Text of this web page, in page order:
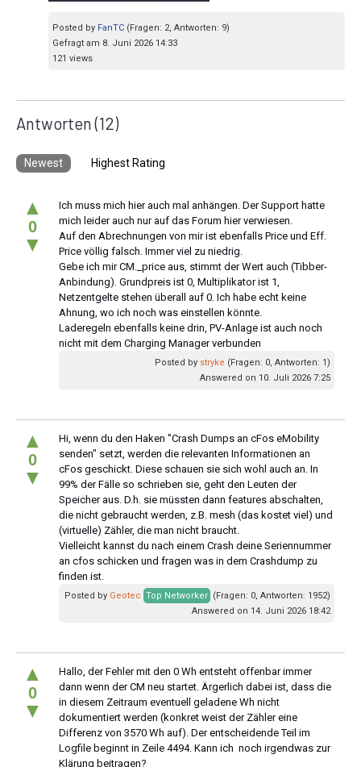
Posted by FanTC (Fragen: 2, Antworten: 9)
Gefragt am 8. Juni 2026 14:33
121 views
Antworten(12)
Newest Highest Rating
▲
0
▼
Ich muss mich hier auch mal anhängen. Der Support hatte
mich leider auch nur auf das Forum hier verwiesen.
Auf den Abrechnungen von mir ist ebenfalls Price und Eff.
Price völlig falsch. Immer viel zu niedrig.
Gebe ich mir CM._price aus, stimmt der Wert auch (Tibber-
Anbindung). Grundpreis ist 0, Multiplikator ist 1,
Netzentgelte stehen überall auf 0. Ich habe echt keine
Ahnung, wo ich noch was einstellen könnte.
Laderegeln ebenfalls keine drin, PV-Anlage ist auch noch
nicht mit dem Charging Manager verbunden
Posted by stryke (Fragen: 0, Antworten: 1)
Answered on 10. Juli 2026 7:25
▲
0
▼
Hi, wenn du den Haken "Crash Dumps an cFos eMobility
senden" setzt, werden die relevanten Informationen an
cFos geschickt. Diese schauen sie sich wohl auch an. In
99% der Fälle so schrieben sie, geht den Leuten der
Speicher aus. D.h. sie müssten dann features abschalten,
die nicht gebraucht werden, z.B. mesh (das kostet viel) und
(virtuelle) Zähler, die man nicht braucht.
Vielleicht kannst du nach einem Crash deine Seriennummer
an cfos schicken und fragen was in dem Crashdump zu
finden ist.
Posted by Geotec Top Networker (Fragen: 0, Antworten: 1952)
Answered on 14. Juni 2026 18:42
▲
0
▼
Hallo, der Fehler mit den 0 Wh entsteht offenbar immer
dann wenn der CM neu startet. Ärgerlich dabei ist, dass die
in diesem Zeitraum eventuell geladene Wh nicht
dokumentiert werden (konkret weist der Zähler eine
Differenz von 3570 Wh auf). Der entscheidende Teil im
Logfile beginnt in Zeile 4494. Kann ich noch irgendwas zur
Klärung beitragen?